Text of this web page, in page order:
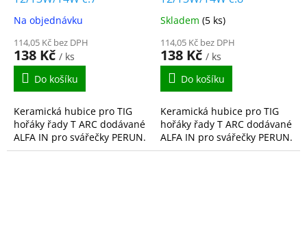
Na objednávku
114,05 Kč bez DPH
138 Kč / ks
Do košíku
Keramická hubice pro TIG
hořáky řady T ARC dodávané
ALFA IN pro svářečky PERUN.
Skladem (5 ks)
114,05 Kč bez DPH
138 Kč / ks
Do košíku
Keramická hubice pro TIG
hořáky řady T ARC dodávané
ALFA IN pro svářečky PERUN.